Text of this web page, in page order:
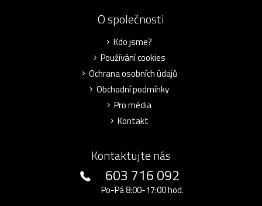
O společnosti
Kdo jsme?
Používání cookies
Ochrana osobních údajů
Obchodní podmínky
Pro média
Kontakt
Kontaktujte nás
603 716 092
Po-Pá 8:00-17:00 hod.